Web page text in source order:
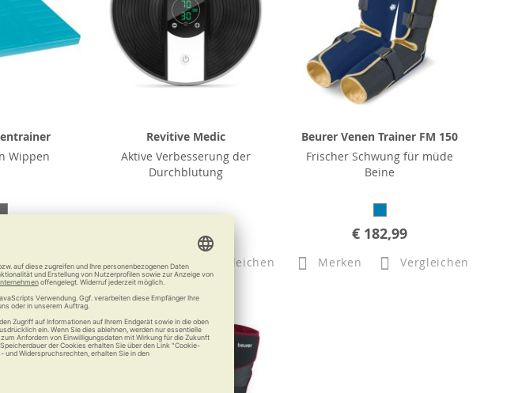
Wippen
Vergleichen
Revitive Medic
Aktive Verbesserung der
Durchblutung
€ 379,00
Merken Vergleichen
Beurer Venen Trainer FM 150
Frischer Schwung für müde
Beine
€ 182,99
Merken Vergleichen